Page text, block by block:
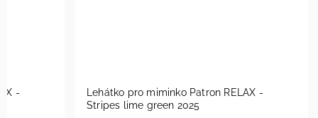
-
Lehátko pro miminko Patron RELAX -
Stripes lime green 2025